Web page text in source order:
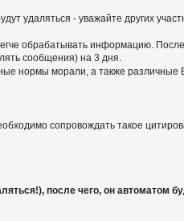
удаляться - уважайте других
обрабатывать информацию.
сообщения) на 3 дня.
нормы морали, а также различные
сопровождать такое
после чего, он автоматом